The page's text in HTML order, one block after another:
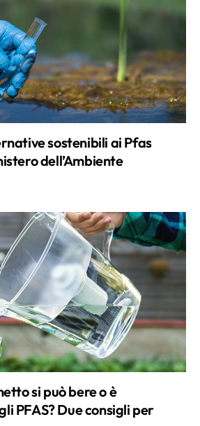
sostenibili ai Pfas
dell’Ambiente
si può bere o è
PFAS? Due consigli per